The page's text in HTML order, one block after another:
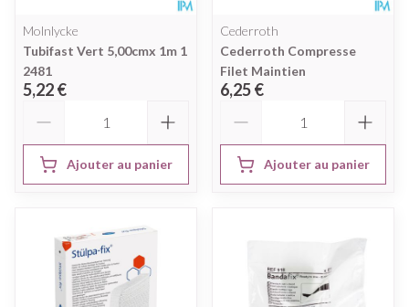
Molnlycke
Tubifast Vert 5,00cmx 1m 1
2481
5,22 €
Ajouter au panier
Cederroth
Cederroth Compresse
Filet Maintien
6,25 €
Ajouter au panier